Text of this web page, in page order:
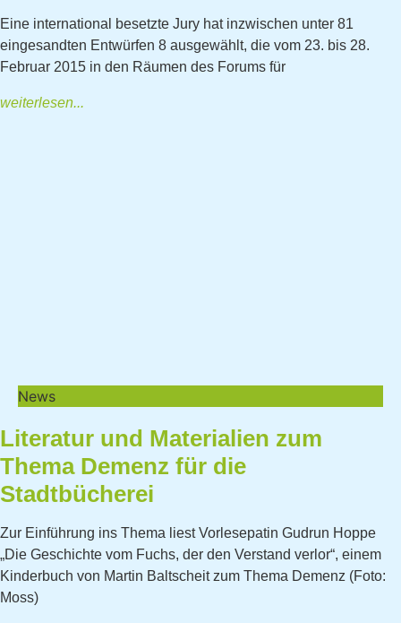
Eine international besetzte Jury hat inzwischen unter 81
eingesandten Entwürfen 8 ausgewählt, die vom 23. bis 28.
Februar 2015 in den Räumen des Forums für
weiterlesen...
News
Literatur und Materialien zum
Thema Demenz für die
Stadtbücherei
Zur Einführung ins Thema liest Vorlesepatin Gudrun Hoppe
„Die Geschichte vom Fuchs, der den Verstand verlor“, einem
Kinderbuch von Martin Baltscheit zum Thema Demenz (Foto:
Moss)